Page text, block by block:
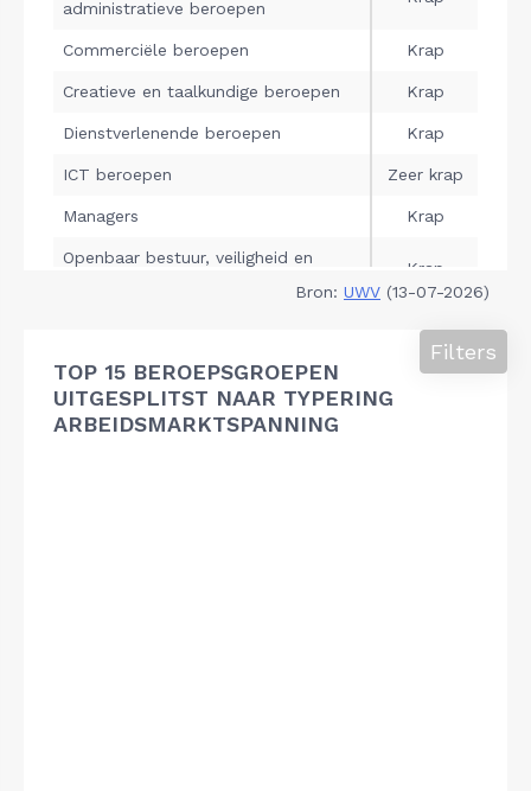
Bron: UWV (13-07-2026)
TOP 15 BEROEPSGROEPEN
UITGESPLITST NAAR TYPERING
ARBEIDSMARKTSPANNING
Filters